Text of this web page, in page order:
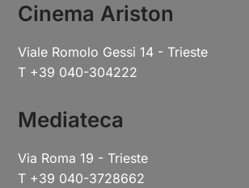
Cinema Ariston
Viale Romolo Gessi 14 - Trieste
T +39 040-304222
Mediateca
Via Roma 19 - Trieste
T +39 040-3728662